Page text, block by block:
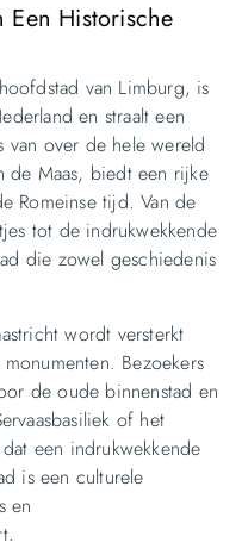
Een Historische
van Limburg, is
en straalt een
van over de hele wereld
de Maas, biedt een rijke
Romeinse tijd. Van de
tot de indrukwekkende
die zowel geschiedenis
wordt versterkt
Bezoekers
de oude binnenstad en
of het
een indrukwekkende
is een culturele
en